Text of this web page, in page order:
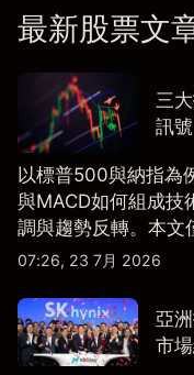
最新股票文
三
訊號
以標普500與納指為
與MACD如何組成技
調與趨勢反轉。本文
究、投資建議或任何
07:26, 23 7月 2026
亞
市